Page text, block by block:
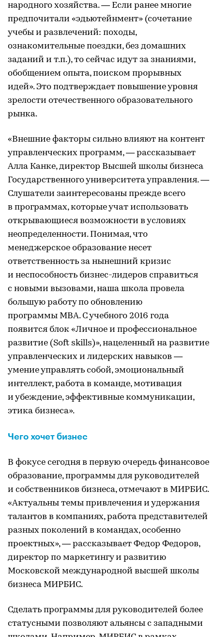
народного хозяйства. — Если ранее многие
предпочитали «эдьютейнмент» (сочетание
учебы и развлечений: походы,
ознакомительные поездки, без домашних
заданий и т.п.), то сейчас идут за знаниями,
обобщением опыта, поиском прорывных
идей». Это подтверждает повышение уровня
зрелости отечественного образовательного
рынка.
«Внешние факторы сильно влияют на контент
управленческих программ, — рассказывает
Алла Канке, директор Высшей школы бизнеса
Государственного университета управления. —
Слушатели заинтересованы прежде всего
в программах, которые учат использовать
открывающиеся возможности в условиях
неопределенности. Понимая, что
менеджерское образование несет
ответственность за нынешний кризис
и неспособность бизнес-лидеров справиться
с новыми вызовами, наша школа провела
большую работу по обновлению
программы МВА. С учебного 2016 года
появится блок «Личное и профессиональное
развитие (Soft skills)», нацеленный на развитие
управленческих и лидерских навыков —
умение управлять собой, эмоциональный
интеллект, работа в команде, мотивация
и убеждение, эффективные коммуникации,
этика бизнеса».
Чего хочет бизнес
В фокусе сегодня в первую очередь финансовое
образование, программы для руководителей
и собственников бизнеса, отмечают в МИРБИС.
«Актуальны темы привлечения и удержания
талантов в компаниях, работа представителей
разных поколений в командах, особенно
проектных», — рассказывает Федор Федоров,
директор по маркетингу и развитию
Московской международной высшей школы
бизнеса МИРБИС.
Сделать программы для руководителей более
статусными позволяют альянсы с западными